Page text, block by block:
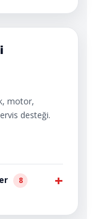
motor,
desteği.
8